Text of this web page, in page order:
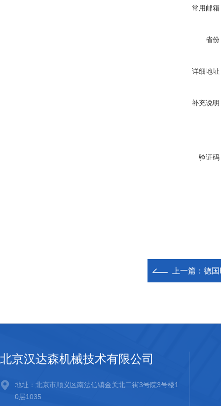
常用邮箱
省份
详细地址
补充说明
验证码
上一篇： 德
北京汉达森机械技术有限公司
地址：北京市顺义区南法信镇金关北二街3号院3号楼1
0层1035